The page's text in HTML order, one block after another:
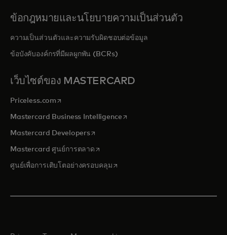
ข้อกฎหมายและนโยบายความเป็นส่วนตัว
ความเป็นส่วนตัวและความรับผิดชอบต่อข้อมูล
ข้อบังคับองค์กรที่มีผลผูกพัน (BCRs)
เว็บไซต์ของ MASTERCARD
Priceless.com opens in a new tab
Mastercard Business Intelligenceopens in a new tab
Mastercard Developersopens in a new tab
Mastercard ศูนย์การตลาด opens in a new tab
ศูนย์เพื่อการเติบโตอย่างครอบคลุมopens in a new tab